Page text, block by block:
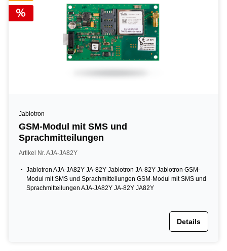
Jablotron
GSM-Modul mit SMS und
Sprachmitteilungen
Artikel Nr. AJA-JA82Y
Jablotron AJA-JA82Y JA-82Y Jablotron JA-82Y Jablotron GSM-
Modul mit SMS und Sprachmitteilungen GSM-Modul mit SMS und
Sprachmitteilungen AJA-JA82Y JA-82Y JA82Y
Details